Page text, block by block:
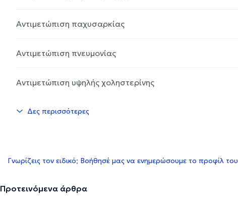
Αντιμετώπιση παχυσαρκίας
Αντιμετώπιση πνευμονίας
Αντιμετώπιση υψηλής χοληστερίνης
Δες περισσότερες
Γνωρίζεις τον ειδικό; Βοήθησέ μας να ενημερώσουμε το προφίλ του
Προτεινόμενα άρθρα